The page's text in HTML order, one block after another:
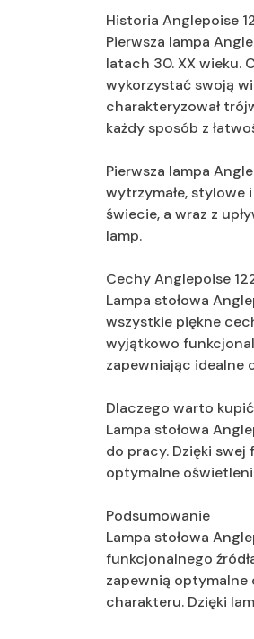
Historia Anglepoise
Pierwsza lampa
latach 30. XX wieku.
wykorzystać swoją
charakteryzował
każdy sposób z
Pierwsza lampa
wytrzymałe, stylowe
świecie, a wraz z
lamp.
Cechy Anglepoise
Lampa stołowa
wszystkie piękne
wyjątkowo
zapewniając idealne
Dlaczego warto
Lampa stołowa
do pracy. Dzięki
optymalne
Podsumowanie
Lampa stołowa
funkcjonalnego
zapewnią optymalne
charakteru. Dzięki